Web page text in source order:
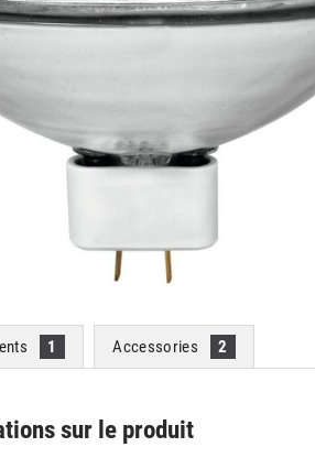
1 Accessories 2
sur le produit